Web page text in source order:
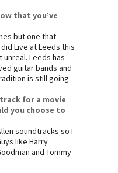
that you’ve
but one that
Live at Leeds this
Leeds has
guitar bands and
is still going.
for a movie
you choose to
soundtracks so I
like Harry
and Tommy